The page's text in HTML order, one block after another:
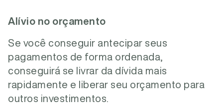
Alívio no orçamento
Se você conseguir antecipar seus
pagamentos de forma ordenada,
conseguirá se livrar da dívida mais
rapidamente e liberar seu orçamento para
outros investimentos.